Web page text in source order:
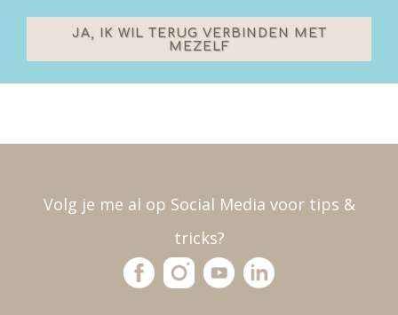
JA, IK WIL TERUG VERBINDEN MET
MEZELF
Volg je me al op Social Media voor tips &
tricks?